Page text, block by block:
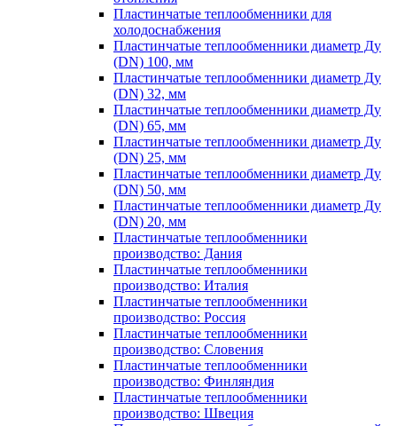
Пластинчатые теплообменники для
холодоснабжения
Пластинчатые теплообменники диаметр Ду
(DN) 100, мм
Пластинчатые теплообменники диаметр Ду
(DN) 32, мм
Пластинчатые теплообменники диаметр Ду
(DN) 65, мм
Пластинчатые теплообменники диаметр Ду
(DN) 25, мм
Пластинчатые теплообменники диаметр Ду
(DN) 50, мм
Пластинчатые теплообменники диаметр Ду
(DN) 20, мм
Пластинчатые теплообменники
производство: Дания
Пластинчатые теплообменники
производство: Италия
Пластинчатые теплообменники
производство: Россия
Пластинчатые теплообменники
производство: Словения
Пластинчатые теплообменники
производство: Финляндия
Пластинчатые теплообменники
производство: Швеция